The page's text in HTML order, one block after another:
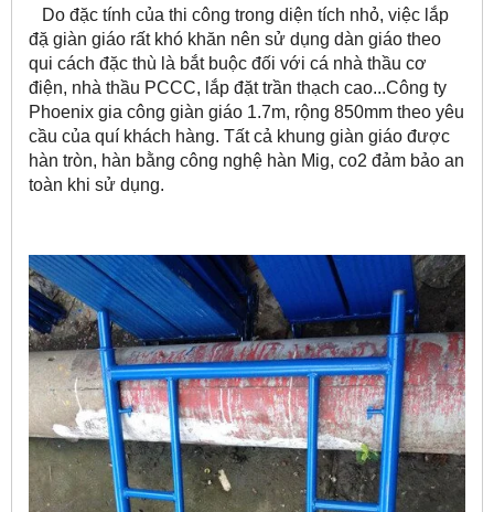
Do đặc tính của thi công trong diện tích nhỏ, việc lắp
đặ giàn giáo rất khó khăn nên sử dụng dàn giáo theo
qui cách đặc thù là bắt buộc đối với cá nhà thầu cơ
điện, nhà thầu PCCC, lắp đặt trần thạch cao...Công ty
Phoenix gia công giàn giáo 1.7m, rộng 850mm theo yêu
cầu của quí khách hàng. Tất cả khung giàn giáo được
hàn tròn, hàn bằng công nghệ hàn Mig, co2 đảm bảo an
toàn khi sử dụng.